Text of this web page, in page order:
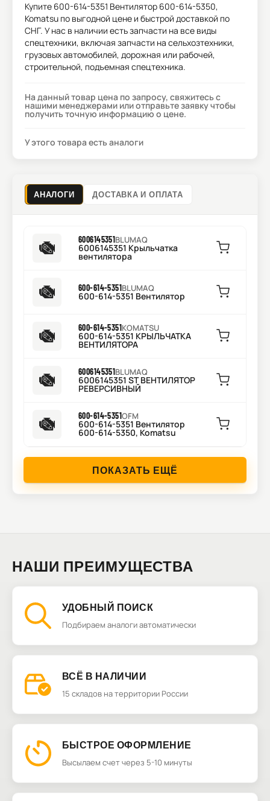
Купите 600-614-5351 Вентилятор 600-614-5350,
Komatsu по выгодной цене и быстрой доставкой по
СНГ. У нас в наличии есть запчасти на все виды
спецтехники, включая запчасти на сельхозтехники,
грузовых автомобилей, дорожная или рабочей,
строительной, подъемная спецтехника.
На данный товар цена по запросу, свяжитесь с
нашими менеджерами или отправьте заявку чтобы
получить точную информацию о цене.
У этого товара есть аналоги
АНАЛОГИ ДОСТАВКА И ОПЛАТА
6006145351BLUMAQ
6006145351 Крыльчатка
вентилятора
600-614-5351BLUMAQ
600-614-5351 Вентилятор
600-614-5351KOMATSU
600-614-5351 КРЫЛЬЧАТКА
ВЕНТИЛЯТОРА
6006145351BLUMAQ
6006145351 ST ВЕНТИЛЯТОР
РЕВЕРСИВНЫЙ
600-614-5351OFM
600-614-5351 Вентилятор
600-614-5350, Komatsu
ПОКАЗАТЬ ЕЩЁ
НАШИ ПРЕИМУЩЕСТВА
УДОБНЫЙ ПОИСК
Подбираем аналоги автоматически
ВСЁ В НАЛИЧИИ
15 складов на территории России
БЫСТРОЕ ОФОРМЛЕНИЕ
Высылаем счет через 5-10 минуты